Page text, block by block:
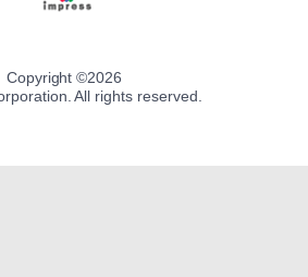
Copyright ©2026
All rights reserved.